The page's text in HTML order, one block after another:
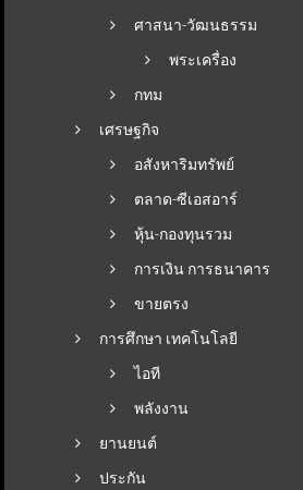
ศาสนา-วัฒนธรรม
พระเครื่อง
กทม
เศรษฐกิจ
อสังหาริมทรัพย์
ตลาด-ซีเอสอาร์
หุ้น-กองทุนรวม
การเงิน การธนาคาร
ขายตรง
การศึกษา เทคโนโลยี
ไอที
พลังงาน
ยานยนต์
ประกัน